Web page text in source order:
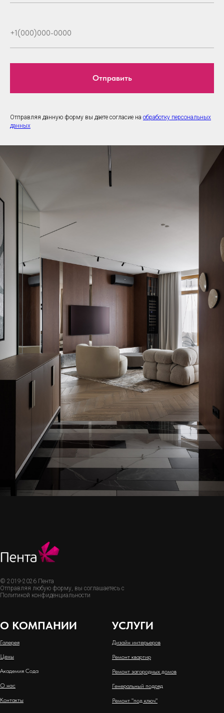
Отправить
Отправляя данную форму вы даете согласие на обработку персональных
данных
© 2019-2026 Пента
Отправляя любую форму, вы соглашаетесь с
Политикой конфиденциальности
О КОМПАНИИ
Галерея
Цены
Академия Сода
О нас
Контакты
УСЛУГИ
Дизайн интерьеров
Ремонт квартир
Ремонт загородных домов
Генеральный подряд
Ремонт "под ключ"